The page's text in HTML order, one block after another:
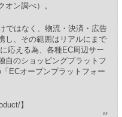
ン調べ）。
ではなく、物流・決済・広告
し、その範囲はリアルにまで
応える為、各種EC周辺サー
自のショッピングプラットフ
ECオープンプラットフォー
】